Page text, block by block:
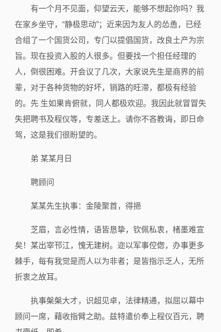
有一个月不见面，仰望云天，能够不想起你吗？我
在家乡坐守，“静极思动”；近来因为友人的怂恿，已经
合组了一个国货公司，专门以提倡国货，改良土产为宗
旨。现在投资入股的人很多。但要找一个担任经理的
人，倒很困难。开会议了几次，大家说先生是商界的前
辈，对于各种货物的好坏，销路的旺滞，都极有经验
的。先 生如果肯俯就，同人都极欢迎。我因此就冒冒失
失把聘书及程仪等，专差送上。请你不吝教诲，即日命
驾，这是我们很盼望的。
弟 某某月日
聘顾问
某某先生执事：金陵聚首，得挹
芝眉，言必性情，语皆恳挚，钦佩私衷，楮墨难宣
矣！某出宰邗江，愧无建树。迩以军事倥偬，办事更多
棘手，每有我觉是而人以为非者；是皆指示乏人，无所
折衷之故耳。
执事槃槃大才，识超见卓，法律精通，拟屈以幕中
顾问一席，藉收指臂之助。兹特遣价奉上程仪百元，聘